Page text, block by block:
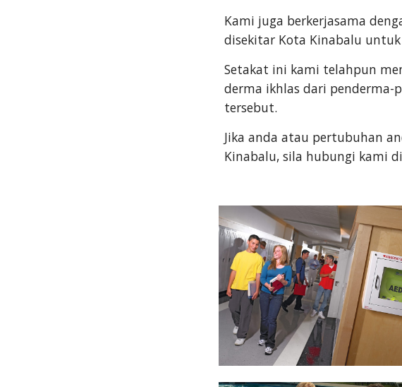
Kami juga berkerjasama
disekitar Kota Kinabalu untuk
Setakat ini kami telahpun
derma ikhlas dari penderma-
tersebut.
Jika anda atau pertubuhan
Kinabalu, sila hubungi kami